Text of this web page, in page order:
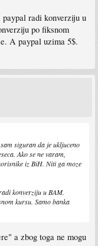
radi konverziju u
po fiksnom
A paypal uzima 5$.
siguran da je ukljuceno
Ako se ne varam,
iz BiH. Niti ga moze
konverziju u BAM.
kursu. Samo banka
a zbog toga ne mogu